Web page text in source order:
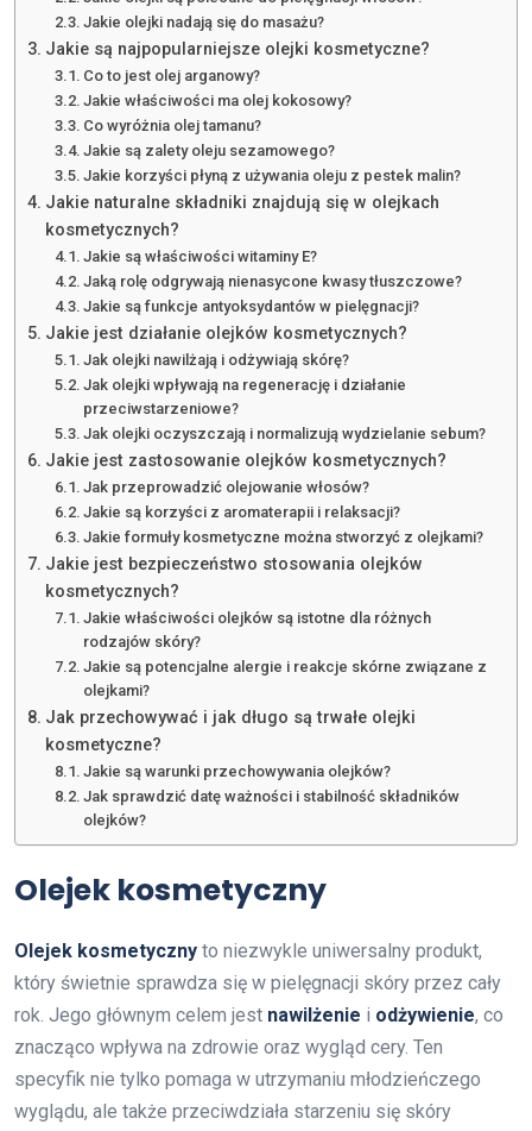
Jakie olejki nadają się do masażu?
Jakie są najpopularniejsze olejki kosmetyczne?
Co to jest olej arganowy?
Jakie właściwości ma olej kokosowy?
Co wyróżnia olej tamanu?
Jakie są zalety oleju sezamowego?
Jakie korzyści płyną z używania oleju z pestek malin?
Jakie naturalne składniki znajdują się w olejkach
kosmetycznych?
Jakie są właściwości witaminy E?
Jaką rolę odgrywają nienasycone kwasy tłuszczowe?
Jakie są funkcje antyoksydantów w pielęgnacji?
Jakie jest działanie olejków kosmetycznych?
Jak olejki nawilżają i odżywiają skórę?
Jak olejki wpływają na regenerację i działanie
przeciwstarzeniowe?
Jak olejki oczyszczają i normalizują wydzielanie sebum?
Jakie jest zastosowanie olejków kosmetycznych?
Jak przeprowadzić olejowanie włosów?
Jakie są korzyści z aromaterapii i relaksacji?
Jakie formuły kosmetyczne można stworzyć z olejkami?
Jakie jest bezpieczeństwo stosowania olejków
kosmetycznych?
Jakie właściwości olejków są istotne dla różnych
rodzajów skóry?
Jakie są potencjalne alergie i reakcje skórne związane z
olejkami?
Jak przechowywać i jak długo są trwałe olejki
kosmetyczne?
Jakie są warunki przechowywania olejków?
Jak sprawdzić datę ważności i stabilność składników
olejków?
Olejek kosmetyczny
Olejek kosmetyczny to niezwykle uniwersalny produkt,
który świetnie sprawdza się w pielęgnacji skóry przez cały
rok. Jego głównym celem jest nawilżenie i odżywienie, co
znacząco wpływa na zdrowie oraz wygląd cery. Ten
specyfik nie tylko pomaga w utrzymaniu młodzieńczego
wyglądu, ale także przeciwdziała starzeniu się skóry